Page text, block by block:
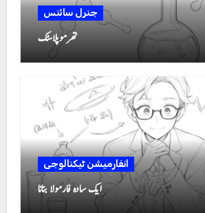
جنرل سائنس
تھرموپلاسٹک
انفارمیشن ٹیکنالوجی
ایک سادہ فارمولا بنانا